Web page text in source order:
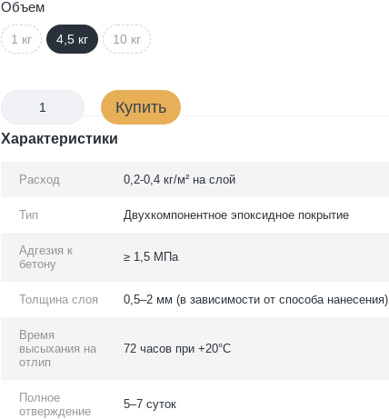
Объем
1 кг 4,5 кг 10 кг
Купить
Характеристики
Расход 0,2-0,4 кг/м² на слой
Тип Двухкомпонентное эпоксидное покрытие
Адгезия к
бетону
≥ 1,5 МПа
Толщина слоя 0,5–2 мм (в зависимости от способа нанесения)
Время
высыхания на
отлип
72 часов при +20°C
Полное
отверждение
5–7 суток